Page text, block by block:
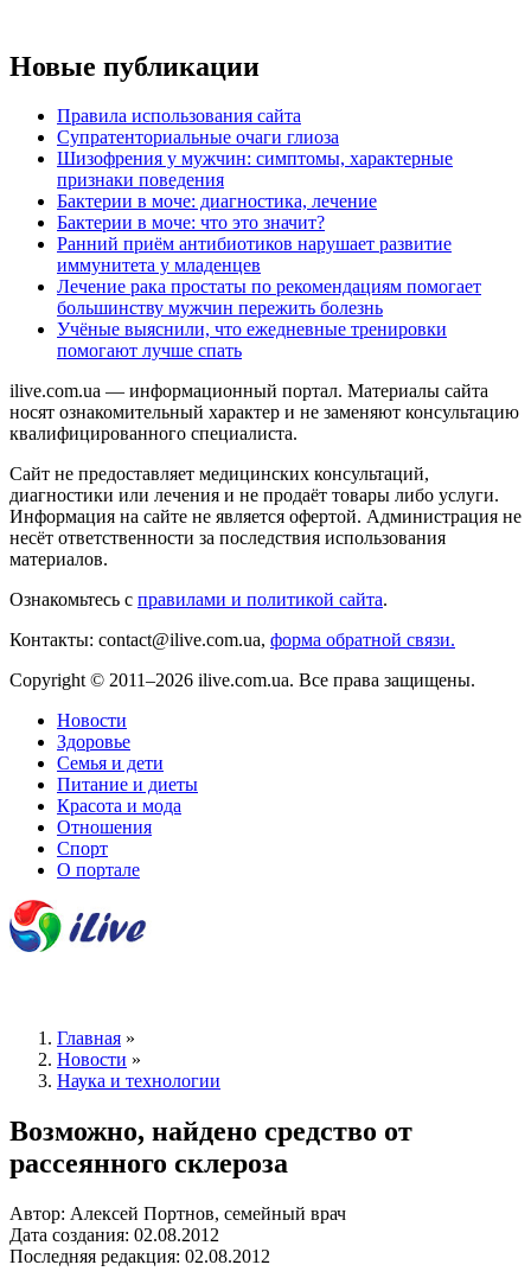
Новые публикации
Правила использования сайта
Супратенториальные очаги глиоза
Шизофрения у мужчин: симптомы, характерные
признаки поведения
Бактерии в моче: диагностика, лечение
Бактерии в моче: что это значит?
Ранний приём антибиотиков нарушает развитие
иммунитета у младенцев
Лечение рака простаты по рекомендациям помогает
большинству мужчин пережить болезнь
Учёные выяснили, что ежедневные тренировки
помогают лучше спать
ilive.com.ua — информационный портал. Материалы сайта
носят ознакомительный характер и не заменяют консультацию
квалифицированного специалиста.
Сайт не предоставляет медицинских консультаций,
диагностики или лечения и не продаёт товары либо услуги.
Информация на сайте не является офертой. Администрация не
несёт ответственности за последствия использования
материалов.
Ознакомьтесь с правилами и политикой сайта.
Контакты: contact@ilive.com.ua, форма обратной связи.
Copyright © 2011–2026 ilive.com.ua. Все права защищены.
Новости
Здоровье
Семья и дети
Питание и диеты
Красота и мода
Отношения
Спорт
О портале
Главная »
Новости »
Наука и технологии
Возможно, найдено средство от
рассеянного склероза
Автор: Алексей Портнов, семейный врач
Дата создания: 02.08.2012
Последняя редакция: 02.08.2012